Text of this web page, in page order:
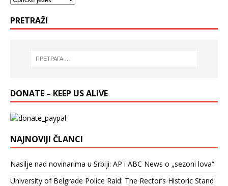
PRETRAŽI
DONATE – KEEP US ALIVE
NAJNOVIJI ČLANCI
Nasilje nad novinarima u Srbiji: AP i ABC News o „sezoni lova“
University of Belgrade Police Raid: The Rector’s Historic Stand